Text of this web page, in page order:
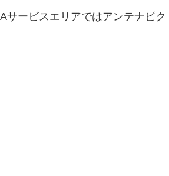
サービスエリアではアンテナピク